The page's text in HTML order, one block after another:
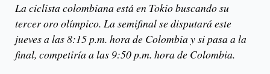
La ciclista colombiana está en Tokio buscando su
tercer oro olímpico. La semifinal se disputará este
jueves a las 8:15 p.m. hora de Colombia y si pasa a la
final, competiría a las 9:50 p.m. hora de Colombia.